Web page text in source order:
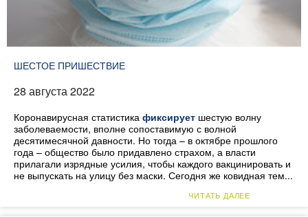
ШЕСТОЕ ПРИШЕСТВИЕ
28 августа 2022
Коронавирусная статистика фиксирует шестую волну
заболеваемости, вполне сопоставимую с волной
десятимесячной давности. Но тогда – в октябре прошлого
года – общество было придавлено страхом, а власти
прилагали изрядные усилия, чтобы каждого вакцинировать и
не выпускать на улицу без маски. Сегодня же ковидная тем...
ЧИТАТЬ ДАЛЕЕ